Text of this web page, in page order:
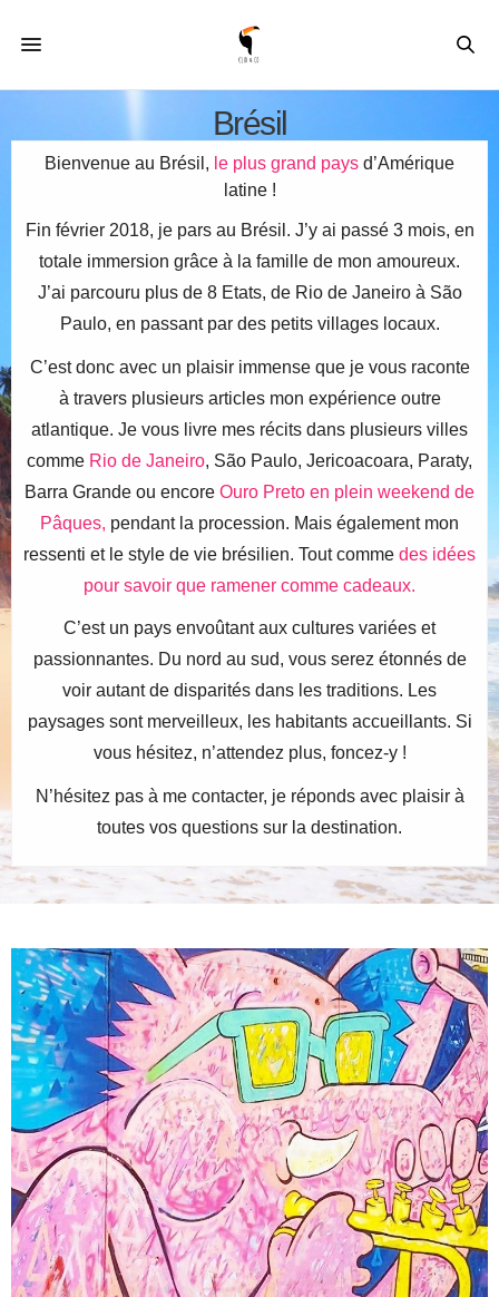
Brésil
Bienvenue au Brésil, le plus grand pays d’Amérique
latine !
Fin février 2018, je pars au Brésil. J’y ai passé 3 mois, en
totale immersion grâce à la famille de mon amoureux.
J’ai parcouru plus de 8 Etats, de Rio de Janeiro à São
Paulo, en passant par des petits villages locaux.
C’est donc avec un plaisir immense que je vous raconte
à travers plusieurs articles mon expérience outre
atlantique. Je vous livre mes récits dans plusieurs villes
comme Rio de Janeiro, São Paulo, Jericoacoara, Paraty,
Barra Grande ou encore Ouro Preto en plein weekend de
Pâques, pendant la procession. Mais également mon
ressenti et le style de vie brésilien. Tout comme des idées
pour savoir que ramener comme cadeaux.
C’est un pays envoûtant aux cultures variées et
passionnantes. Du nord au sud, vous serez étonnés de
voir autant de disparités dans les traditions. Les
paysages sont merveilleux, les habitants accueillants. Si
vous hésitez, n’attendez plus, foncez-y !
N’hésitez pas à me contacter, je réponds avec plaisir à
toutes vos questions sur la destination.